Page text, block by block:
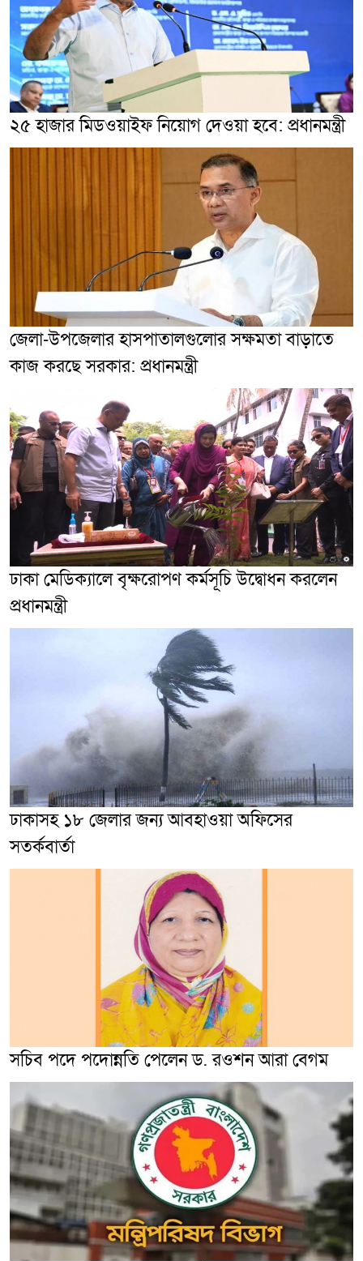
২৫ হাজার মিডওয়াইফ নিয়োগ দেওয়া হবে: প্রধানমন্ত্রী
জেলা-উপজেলার হাসপাতালগুলোর সক্ষমতা বাড়াতে
কাজ করছে সরকার: প্রধানমন্ত্রী
ঢাকা মেডিক্যালে বৃক্ষরোপণ কর্মসূচি উদ্বোধন করলেন
প্রধানমন্ত্রী
ঢাকাসহ ১৮ জেলার জন্য আবহাওয়া অফিসের
সতর্কবার্তা
সচিব পদে পদোন্নতি পেলেন ড. রওশন আরা বেগম